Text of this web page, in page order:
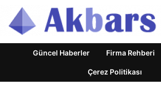
Güncel Haberler Firma Rehberi
Çerez Politikası